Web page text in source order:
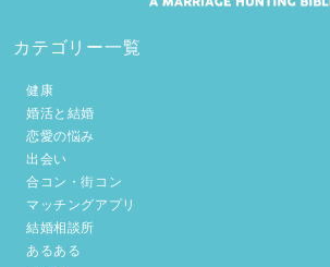
カテゴリー一覧
健康
婚活と結婚
恋愛の悩み
出会い
合コン・街コン
マッチングアプリ
結婚相談所
あるある